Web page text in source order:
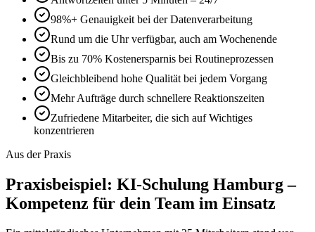
98%+ Genauigkeit bei der Datenverarbeitung
Rund um die Uhr verfügbar, auch am Wochenende
Bis zu 70% Kostenersparnis bei Routineprozessen
Gleichbleibend hohe Qualität bei jedem Vorgang
Mehr Aufträge durch schnellere Reaktionszeiten
Zufriedene Mitarbeiter, die sich auf Wichtiges
konzentrieren
Aus der Praxis
Praxisbeispiel: KI-Schulung Hamburg –
Kompetenz für dein Team im Einsatz